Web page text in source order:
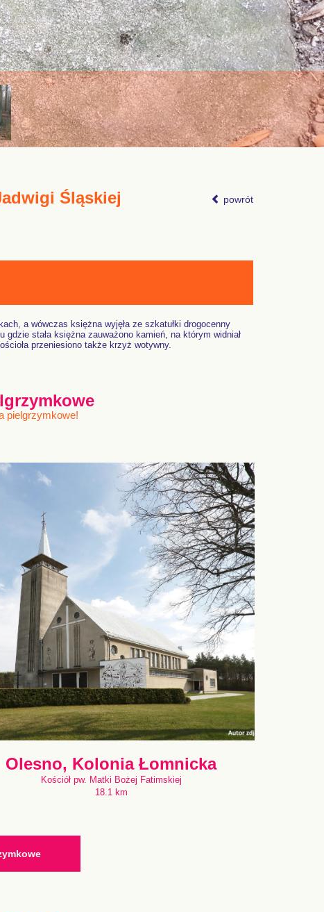
Śląskiej powrót
a wówczas księżna wyjęła ze szkatułki drogocenny
stała księżna zauważono kamień, na którym widniał
przeniesiono także krzyż wotywny.
pielgrzymkowe!
Olesno, Kolonia Łomnicka
Kościół pw. Matki Bożej Fatimskiej
18.1 km